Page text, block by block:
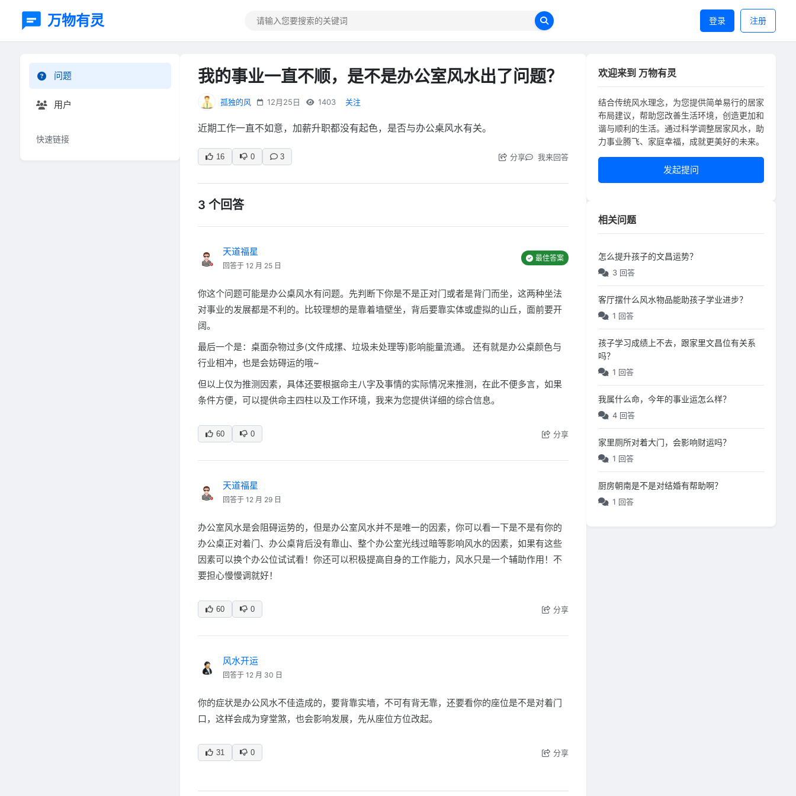
万物有灵 登录 注册
问题
用户
快速链接
我的事业一直不顺，是不是办公室风水出了问题？
孤独的风 12月25日 1403 关注
近期工作一直不如意，加薪升职都没有起色，是否与办公桌风水有关。
16 0 3 分享 我来回答
3 个回答
天道福星
回答于 12 月 25 日
最佳答案
你这个问题可能是办公桌风水有问题。先判断下你是不是正对门或者是背门而坐，这两种坐法
对事业的发展都是不利的。比较理想的是靠着墙壁坐，背后要靠实体或虚拟的山丘，面前要开
阔。
最后一个是：桌面杂物过多(文件成摞、垃圾未处理等)影响能量流通。 还有就是办公桌颜色与
行业相冲，也是会妨碍运的哦~
但以上仅为推测因素，具体还要根据命主八字及事情的实际情况来推测，在此不便多言，如果
条件方便，可以提供命主四柱以及工作环境，我来为您提供详细的综合信息。
60 0 分享
天道福星
回答于 12 月 29 日
办公室风水是会阻碍运势的，但是办公室风水并不是唯一的因素，你可以看一下是不是有你的
办公桌正对着门、办公桌背后没有靠山、整个办公室光线过暗等影响风水的因素，如果有这些
因素可以换个办公位试试看！你还可以积极提高自身的工作能力，风水只是一个辅助作用！不
要担心慢慢调就好！
60 0 分享
风水开运
回答于 12 月 30 日
你的症状是办公风水不佳造成的，要背靠实墙，不可有背无靠，还要看你的座位是不是对着门
口，这样会成为穿堂煞，也会影响发展，先从座位方位改起。
31 0 分享
欢迎来到 万物有灵
结合传统风水理念，为您提供简单易行的居家
布局建议，帮助您改善生活环境，创造更加和
谐与顺利的生活。通过科学调整居家风水，助
力事业腾飞、家庭幸福，成就更美好的未来。
发起提问
相关问题
怎么提升孩子的文昌运势？
3 回答
客厅摆什么风水物品能助孩子学业进步？
1 回答
孩子学习成绩上不去，跟家里文昌位有关系
吗？
1 回答
我属什么命，今年的事业运怎么样？
4 回答
家里厕所对着大门，会影响财运吗？
1 回答
厨房朝南是不是对结婚有帮助啊？
1 回答